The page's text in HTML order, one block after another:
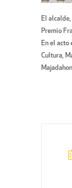
El
Premio
En el acto
Cultura,